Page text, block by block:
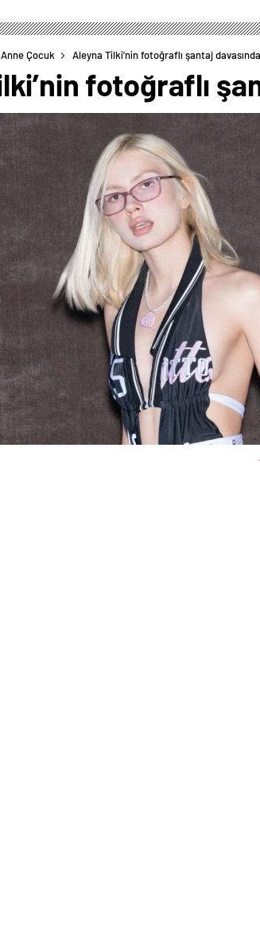
Anne Çocuk Aleyna Tilki’nin fotoğraflı şantaj
fotoğraflı